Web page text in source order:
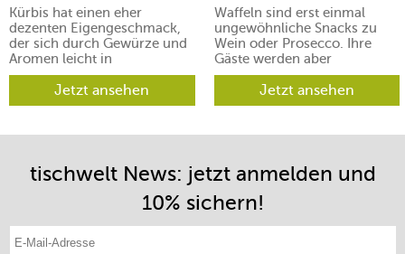
Kürbis hat einen eher
dezenten Eigengeschmack,
der sich durch Gewürze und
Aromen leicht in
verschiedene Richtungen
lenken lässt.Jetzt ansehen
Waffeln sind erst einmal
ungewöhnliche Snacks zu
Wein oder Prosecco. Ihre
Gäste werden aber
begeistert sein.
Jetzt ansehen
tischwelt News: jetzt anmelden und
10% sichern!
E-Mail-Adresse eintragen